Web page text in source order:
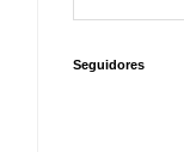
Seguidores